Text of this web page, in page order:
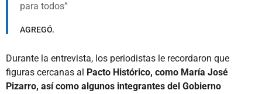
para todos
AGREGÓ.
Durante la entrevista, los periodistas le recordaron que
figuras cercanas al
Pacto Histórico, como María José
Pizarro, así como algunos integrantes del Gobierno